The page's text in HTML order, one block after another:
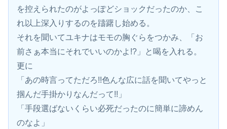
を控えられたのがよっぽどショックだったのか、こ
れ以上深入りするのを躊躇し始める。
それを聞いてユキナはモモの胸ぐらをつかみ、「お
前さぁ本当にそれでいいのかよ!?」と喝を入れる。
更に
「あの時言ってただろ!!色んな広に話を聞いてやっと
掴んだ手掛かりなんだって!!」
「手段選ばないくらい必死だったのに簡単に諦めん
のなよ」